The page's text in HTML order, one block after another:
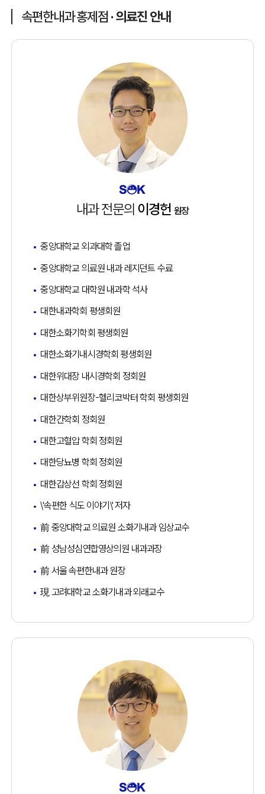
속편한내과 홍제점 · 의료진 안내
내과 전문의 이경헌 원장
중앙대학교 외과대학 졸업
중앙대학교 의료원 내과 레지던트 수료
중앙대학교 대학원 내과학 석사
대한내과학회 평생회원
대한소화기학회 평생회원
대한소화기내시경학회 평생회원
대한위대장 내시경학회 정회원
대한상부위원장-헬리코박터 학회 평생회원
대한간학회 정회원
대한고혈압 학회 정회원
대한당뇨병 학회 정회원
대한갑상선 학회 정회원
\'속편한 식도 이야기\' 저자
前 중앙대학교 의료원 소화기내과 임상교수
前 성남성심연합영상의원 내과과장
前 서울 속편한내과 원장
現 고려대학교 소화기내과 외래교수